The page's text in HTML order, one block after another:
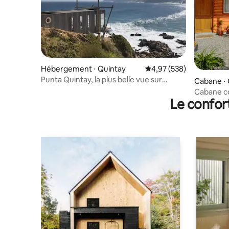
Hébergement ⋅ Quintay Évaluation moyenne
4,97 (538)
Punta Quintay, la plus belle vue sur
Cabane
Cabane
Le